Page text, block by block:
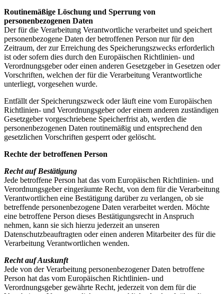
Routinemäßige Löschung und Sperrung von
personenbezogenen Daten
Der für die Verarbeitung Verantwortliche verarbeitet und speichert
personenbezogene Daten der betroffenen Person nur für den
Zeitraum, der zur Erreichung des Speicherungszwecks erforderlich
ist oder sofern dies durch den Europäischen Richtlinien- und
Verordnungsgeber oder einen anderen Gesetzgeber in Gesetzen oder
Vorschriften, welchen der für die Verarbeitung Verantwortliche
unterliegt, vorgesehen wurde.
Entfällt der Speicherungszweck oder läuft eine vom Europäischen
Richtlinien- und Verordnungsgeber oder einem anderen zuständigen
Gesetzgeber vorgeschriebene Speicherfrist ab, werden die
personenbezogenen Daten routinemäßig und entsprechend den
gesetzlichen Vorschriften gesperrt oder gelöscht.
Rechte der betroffenen Person
Recht auf Bestätigung
Jede betroffene Person hat das vom Europäischen Richtlinien- und
Verordnungsgeber eingeräumte Recht, von dem für die Verarbeitung
Verantwortlichen eine Bestätigung darüber zu verlangen, ob sie
betreffende personenbezogene Daten verarbeitet werden. Möchte
eine betroffene Person dieses Bestätigungsrecht in Anspruch
nehmen, kann sie sich hierzu jederzeit an unseren
Datenschutzbeauftragten oder einen anderen Mitarbeiter des für die
Verarbeitung Verantwortlichen wenden.
Recht auf Auskunft
Jede von der Verarbeitung personenbezogener Daten betroffene
Person hat das vom Europäischen Richtlinien- und
Verordnungsgeber gewährte Recht, jederzeit von dem für die